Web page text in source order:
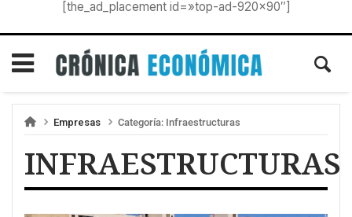
[the_ad_placement id=»top-ad-920×90″]
Empresas Categoría: Infraestructuras
INFRAESTRUCTURAS